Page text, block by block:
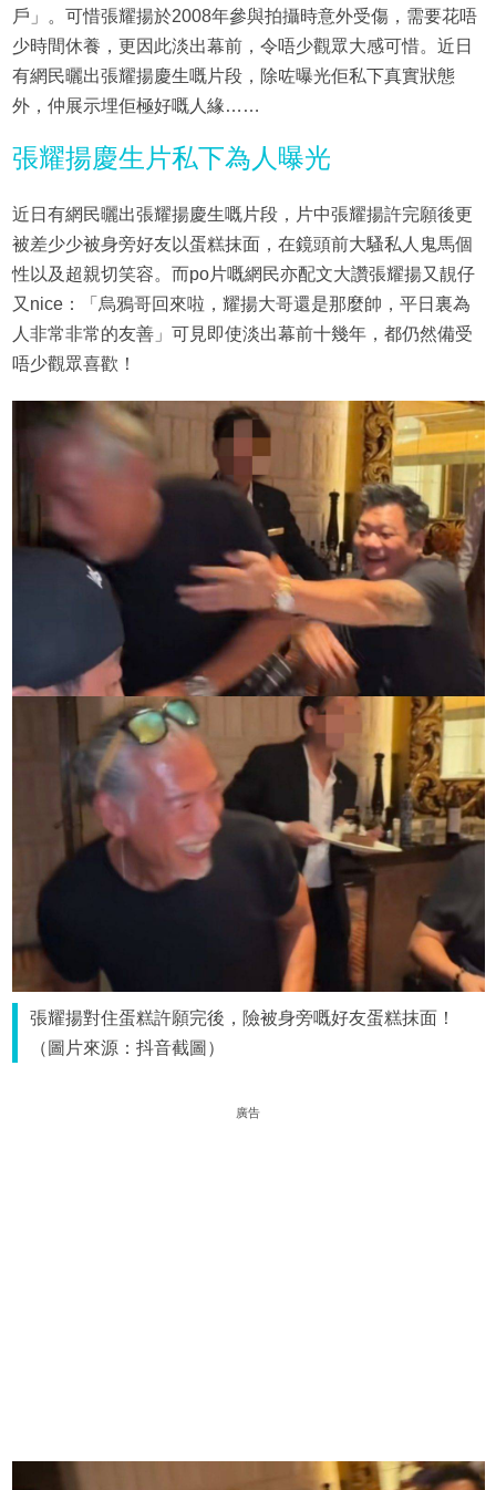
戶」。可惜張耀揚於2008年參與拍攝時意外受傷，需要花唔
少時間休養，更因此淡出幕前，令唔少觀眾大感可惜。近日
有網民曬出張耀揚慶生嘅片段，除咗曝光佢私下真實狀態
外，仲展示埋佢極好嘅人緣……
張耀揚慶生片私下為人曝光
近日有網民曬出張耀揚慶生嘅片段，片中張耀揚許完願後更
被差少少被身旁好友以蛋糕抹面，在鏡頭前大騷私人鬼馬個
性以及超親切笑容。而po片嘅網民亦配文大讚張耀揚又靚仔
又nice：「烏鴉哥回來啦，耀揚大哥還是那麼帥，平日裏為
人非常非常的友善」可見即使淡出幕前十幾年，都仍然備受
唔少觀眾喜歡！
張耀揚對住蛋糕許願完後，險被身旁嘅好友蛋糕抹面！
（圖片來源：抖音截圖）
廣告